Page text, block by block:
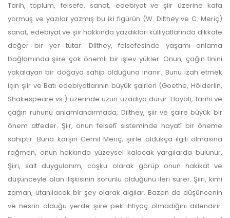
Tarih, toplum, felsefe, sanat, edebiyat ve şiir üzerine kafa
yormuş ve yazılar yazmış bu iki figürün (W. Dilthey ve C. Meriç)
sanat, edebiyat ve şiir hakkında yazdıkları külliyatlarında dikkate
değer bir yer tutar. Dilthey, felsefesinde yaşamı anlama
bağlamında şiire çok önemli bir işlev yükler. Onun, çağın tinini
yakalayan bir doğaya sahip olduğuna inanır. Bunu izah etmek
için şiir ve Batı edebiyatlarının büyük şairleri (Goethe, Hölderlin,
Shakespeare vs.) üzerinde uzun uzadıya durur. Hayatı, tarihi ve
çağın ruhunu anlamlandırmada, Dilthey, şiir ve şaire büyük bir
önem atfeder. Şiir, onun felsefî sisteminde hayatî bir öneme
sahiptir. Buna karşın Cemil Meriç, şiirle oldukça ilgili olmasına
rağmen, onun hakkında yüzeysel kalacak yargılarda bulunur.
Şiiri, salt duygulanım, coşku olarak görüp onun hakikat ve
düşünceyle olan ilişkisinin sorunlu olduğunu ileri sürer. Şiiri, kimi
zaman, utanılacak bir şey olarak algılar. Bazen de düşüncenin
ve nesrin olduğu yerde şiire pek ihtiyaç olmadığını dillendirir.